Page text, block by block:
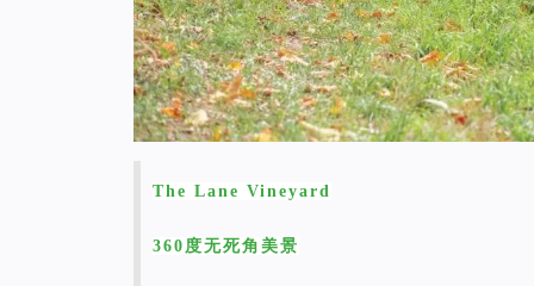
The Lane Vineyard
360度无死角美景